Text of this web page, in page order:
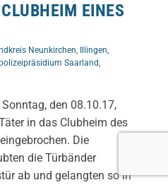
EINES
Neunkirchen, Illingen,
Saarland,
den 08.10.17,
in das Clubheim des
Die
die Türbänder
ab und gelangten so in